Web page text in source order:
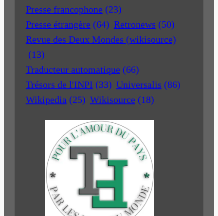
Presse francophone (23)
Presse étrangère (64) Retronews (50)
Revue des Deux Mondes (wikisource)
(13)
Traducteur automatique (66)
Trésors de l'INPI (33) Universalis (86)
Wikipedia (25) Wikisource (18)